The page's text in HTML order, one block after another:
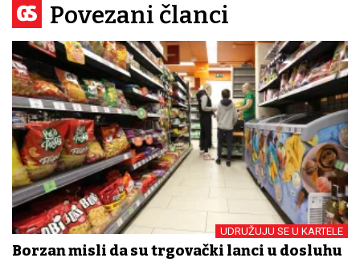
Povezani članci
UDRUŽUJU SE U KARTELE
Borzan misli da su trgovački lanci u dosluhu